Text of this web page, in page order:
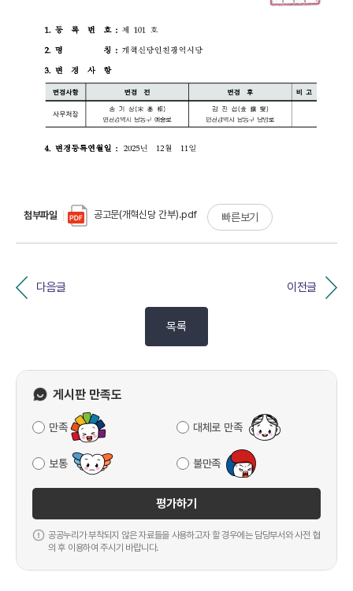
첨부파일 공고문(개혁신당 간부).pdf 빠른보기
다음글 이전글
목록
게시판 만족도
만족 대체로 만족
보통 불만족
평가하기
공공누리가 부착되지 않은 자료들을 사용하고자 할 경우에는 담당부서와 사전 협
의 후 이용하여 주시기 바랍니다.